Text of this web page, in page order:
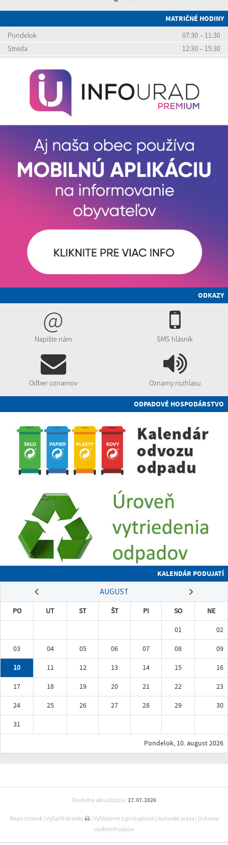
MATRIČNÉ HODINY
Pondelok
07:30 – 11:30
Streda
12:30 – 15:30
ODKAZY
@
Napíšte nám SMS hlásnik
Odber oznamov Oznamy rozhlasu
ODPADOVÉ HOSPODÁRSTVO
KALENDÁR PODUJATÍ
AUGUST
PO UT ST ŠT PI SO
NE
01
02
03
04 05 06 07 08
09
10
11 12 13 14 15
16
17
18 19 20 21 22
23
24
25 26 27 28 29
30
31
Pondelok, 10. august 2026
Posledná aktualizácia: 27.07.2026
Mapa stránok| Vytlačiť stránku | Vyhlásenie o prístupnosti Autorské práva Ochrana
osobných údajov